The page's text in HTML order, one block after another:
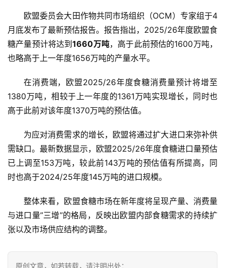
首
页
网
公
欧盟委员会大田作物共同市场组织（OCM）专家组于4
月底发布了最新预估报告。报告指出，2025/26年度欧盟食
糖产量预计将达到1660万吨，高于此前预估的1600万吨，
也略高于上一年度1656万吨的产量水平。
在消费端，欧盟2025/26年度食糖消费量预计将增至
1380万吨，相较于上一年度的1361万吨实现增长，同时也
高于此前对该年度1370万吨的预估值。
为应对消费需求的增长，欧盟将通过扩大进口来弥补供
需缺口。最新数据显示，欧盟2025/26年度食糖进口量预估
已上调至153万吨，较此前143万吨的预估值有所提高，同
时也高于2024/25年度145万吨的进口规模。
整体来看，欧盟食糖市场在新年度将呈现产量、消费量
与进口量”三增”的格局，反映出欧盟内部食糖需求的持续扩
张以及市场供应结构的调整。
原创文章，如若转载，请注明出处：